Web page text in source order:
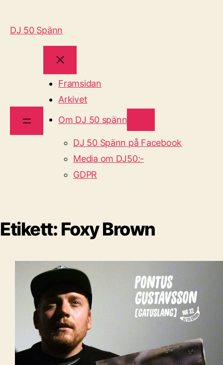
DJ 50 Spänn
Framsidan
Arkivet
Om DJ 50 spänn
DJ 50 Spänn på Facebook
Media om DJ50:-
GDPR
Etikett: Foxy Brown